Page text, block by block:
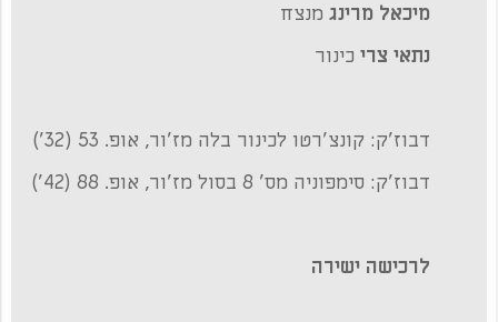
מיכאל מרינג מנצח
נתאי צרי כינור
דבוז'ק: קונצ'רטו לכינור בלה מז'ור, אופ. 53 (32')
דבוז'ק: סימפוניה מס' 8 בסול מז'ור, אופ. 88 (42')
לרכישה ישירה